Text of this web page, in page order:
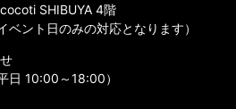
SHIBUYA 4階
ベント日のみの対応となります）
平日 10:00～18:00）